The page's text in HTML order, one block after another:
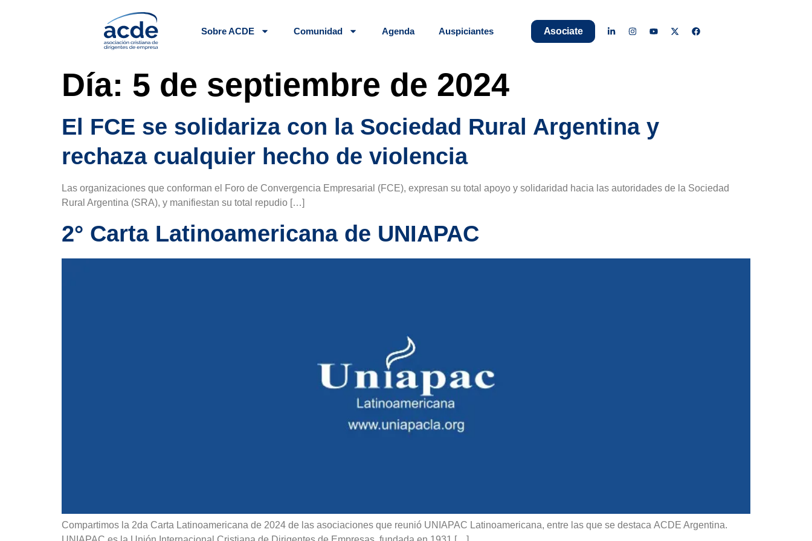
Sobre ACDE Comunidad Agenda Auspiciantes Asociate
Día: 5 de septiembre de 2024
El FCE se solidariza con la Sociedad Rural Argentina y
rechaza cualquier hecho de violencia
Las organizaciones que conforman el Foro de Convergencia Empresarial (FCE), expresan su total apoyo y solidaridad hacia las autoridades de la Sociedad
Rural Argentina (SRA), y manifiestan su total repudio […]
2° Carta Latinoamericana de UNIAPAC
Compartimos la 2da Carta Latinoamericana de 2024 de las asociaciones que reunió UNIAPAC Latinoamericana, entre las que se destaca ACDE Argentina.